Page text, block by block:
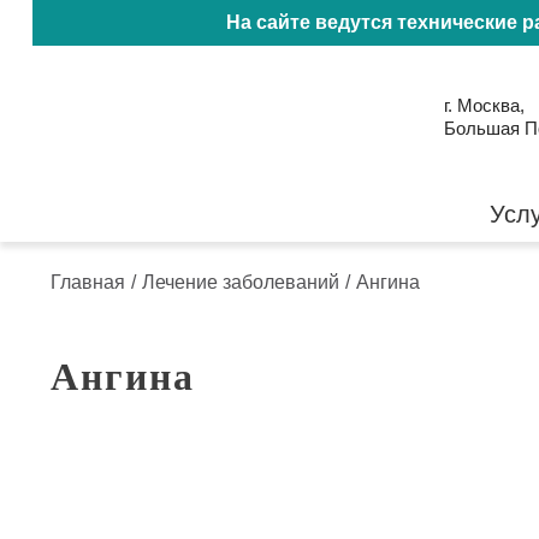
На сайте ведутся
г. Москва,
Большая
Главная / Лечение заболеваний / Ангина
Ангина